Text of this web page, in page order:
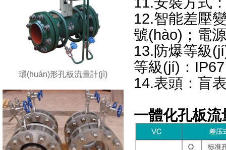
環(huán)形孔板流量計(jì)
12.智能差壓
號(hào)
13.防爆等級
等級(jí)：IP67
14.表頭：盲
一體化孔板